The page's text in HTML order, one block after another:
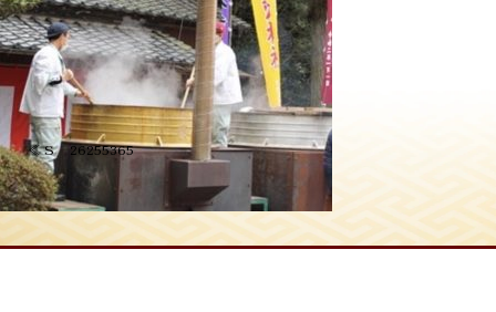
投
稿
ナ
ビ
≪S__26255365